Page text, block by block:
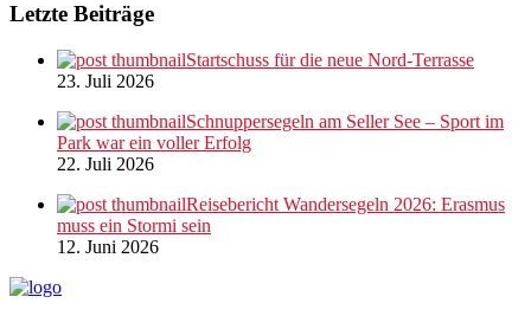
Letzte Beiträge
Startschuss für die neue Nord-Terrasse
23. Juli 2026
Schnuppersegeln am Seller See – Sport im
Park war ein voller Erfolg
22. Juli 2026
Reisebericht Wandersegeln 2026: Erasmus
muss ein Stormi sein
12. Juni 2026